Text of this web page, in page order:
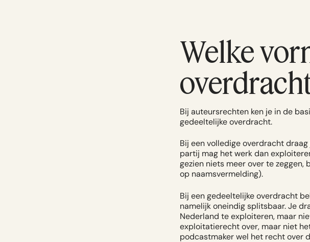
Welke
Bij auteursrechten ken je in de
gedeeltelijke overdracht.
Bij een volledige overdracht
partij mag het werk dan
gezien niets meer over te
op naamsvermelding).
Bij een gedeeltelijke overdracht
namelijk oneindig splitsbaar.Je
Nederland te exploiteren, maar
exploitatierecht over, maar niet
podcastmaker wel het recht over